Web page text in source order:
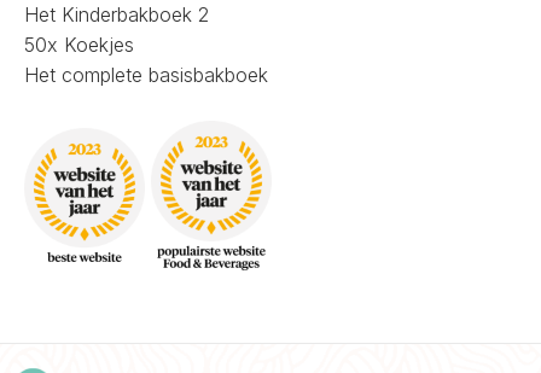
Het Kinderbakboek 2
50x Koekjes
Het complete basisbakboek